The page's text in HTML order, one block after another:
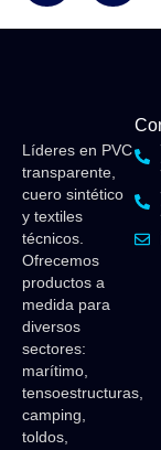
Líderes en PVC
transparente,
cuero sintético
y textiles
técnicos.
Ofrecemos
productos a
medida para
diversos
sectores:
marítimo,
tensoestructuras,
camping,
toldos,